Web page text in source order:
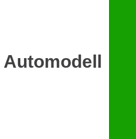
Automodell